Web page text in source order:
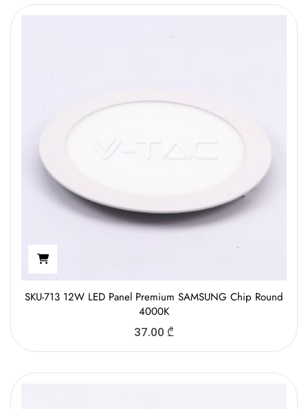
SKU-713 12W LED Panel Premium SAMSUNG Chip Round
4000K
37.00 ₾